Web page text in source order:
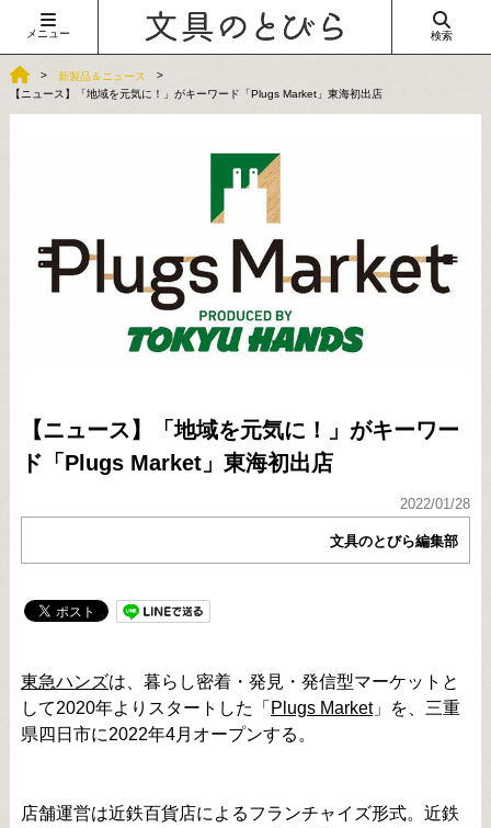
メニュー 検索
新製品＆ニュース
【ニュース】「地域を元気に！」がキーワード「Plugs Market」東海初出店
【ニュース】「地域を元気に！」がキーワー
ド「Plugs Market」東海初出店
2022/01/28
文具のとびら編集部
東急ハンズは、暮らし密着・発見・発信型マーケットと
して2020年よりスタートした「 Plugs Market」を、三重
県四日市に2022年4月オープンする。
店舗運営は近鉄百貨店によるフランチャイズ形式。近鉄